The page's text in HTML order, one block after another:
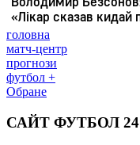
головна
матч-центр
прогнози
футбол +
Обране
САЙТ ФУТБОЛ 24